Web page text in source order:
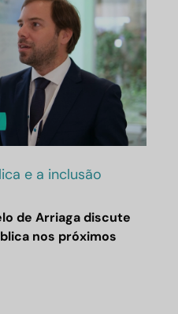
e a inclusão
de Arriaga discute
nos próximos